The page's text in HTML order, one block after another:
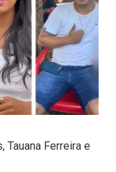
Tauana Ferreira e